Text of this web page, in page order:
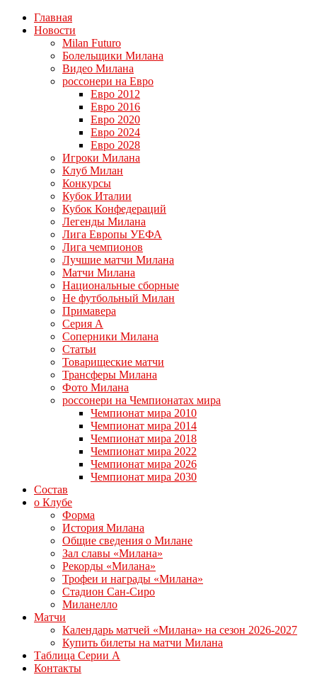
Главная
Новости
Milan Futuro
Болельщики Милана
Видео Милана
россонери на Евро
Евро 2012
Евро 2016
Евро 2020
Евро 2024
Евро 2028
Игроки Милана
Клуб Милан
Конкурсы
Кубок Италии
Кубок Конфедераций
Легенды Милана
Лига Европы УЕФА
Лига чемпионов
Лучшие матчи Милана
Матчи Милана
Национальные сборные
Не футбольный Милан
Примавера
Серия А
Соперники Милана
Статьи
Товарищеские матчи
Трансферы Милана
Фото Милана
россонери на Чемпионатах мира
Чемпионат мира 2010
Чемпионат мира 2014
Чемпионат мира 2018
Чемпионат мира 2022
Чемпионат мира 2026
Чемпионат мира 2030
Состав
о Клубе
Форма
История Милана
Общие сведения о Милане
Зал славы «Милана»
Рекорды «Милана»
Трофеи и награды «Милана»
Стадион Сан-Сиро
Миланелло
Матчи
Календарь матчей «Милана» на сезон 2026-2027
Купить билеты на матчи Милана
Таблица Серии А
Контакты